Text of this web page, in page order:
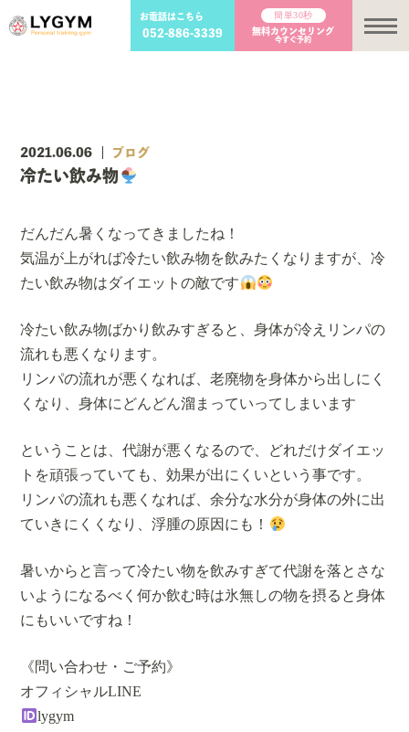
お電話はこちら
052-886-3339
簡単30秒
無料カウンセリング
今すぐ予約 メ
2021.06.06 ブログ
冷たい飲み物
だんだん暑くなってきましたね！
気温が上がれば冷たい飲み物を飲みたくなりますが、冷
たい飲み物はダイエットの敵です
冷たい飲み物ばかり飲みすぎると、身体が冷えリンパの
流れも悪くなります。
リンパの流れが悪くなれば、老廃物を身体から出しにく
くなり、身体にどんどん溜まっていってしまいます
ということは、代謝が悪くなるので、どれだけダイエッ
トを頑張っていても、効果が出にくいという事です。
リンパの流れも悪くなれば、余分な水分が身体の外に出
ていきにくくなり、浮腫の原因にも！
暑いからと言って冷たい物を飲みすぎて代謝を落とさな
いようになるべく何か飲む時は氷無しの物を摂ると身体
にもいいですね！
《問い合わせ・ご予約》
オフィシャルLINE
lygym